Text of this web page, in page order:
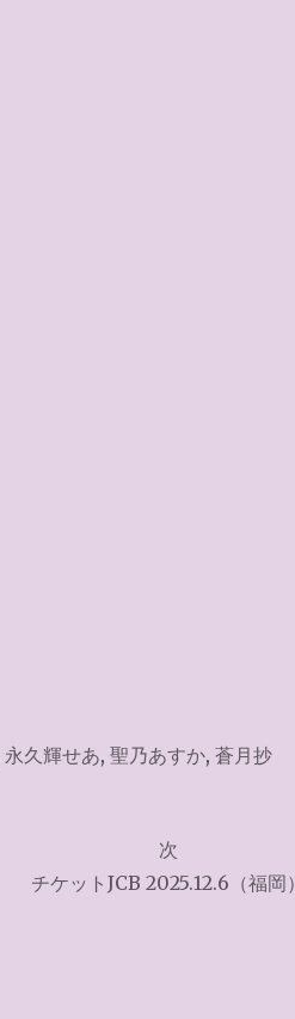
永久輝せあ, 聖乃あすか, 蒼月抄
次
チケットJCB 2025.12.6（福岡）